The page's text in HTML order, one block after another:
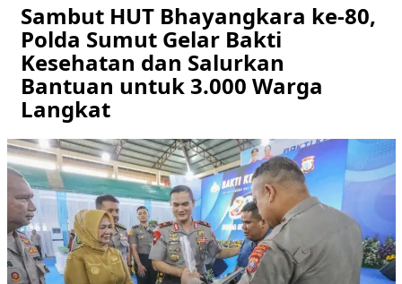
Sambut HUT Bhayangkara ke-80,
Polda Sumut Gelar Bakti
Kesehatan dan Salurkan
Bantuan untuk 3.000 Warga
Langkat